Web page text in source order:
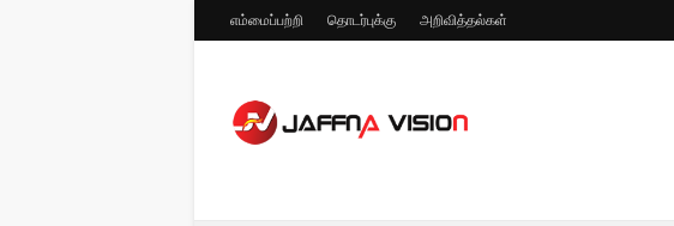
எம்மைப்பற்றி தொடர்புக்கு அறிவித்தல்கள்